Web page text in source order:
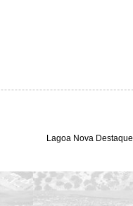
Lagoa Nova